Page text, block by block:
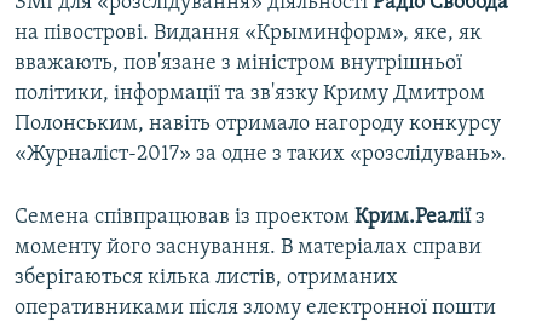
на півострові. Видання «Крыминформ», яке, як
вважають, пов'язане з міністром внутрішньої
політики, інформації та зв'язку Криму Дмитром
Полонським, навіть отримало нагороду конкурсу
«Журналіст-2017» за одне з таких «розслідувань».
Семена співпрацював із проектом Крим.Реаліїз
моменту його заснування. В матеріалах справи
зберігаються кілька листів, отриманих
оперативниками після злому електронної пошти